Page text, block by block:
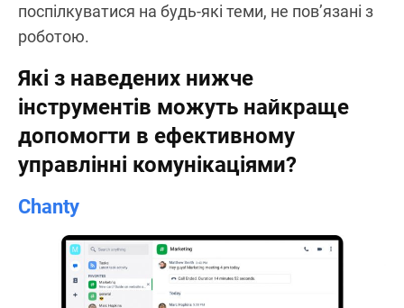
поспілкуватися на будь-які теми, не пов’язані з
роботою.
Які з наведених нижче
інструментів можуть найкраще
допомогти в ефективному
управлінні комунікаціями?
Chanty